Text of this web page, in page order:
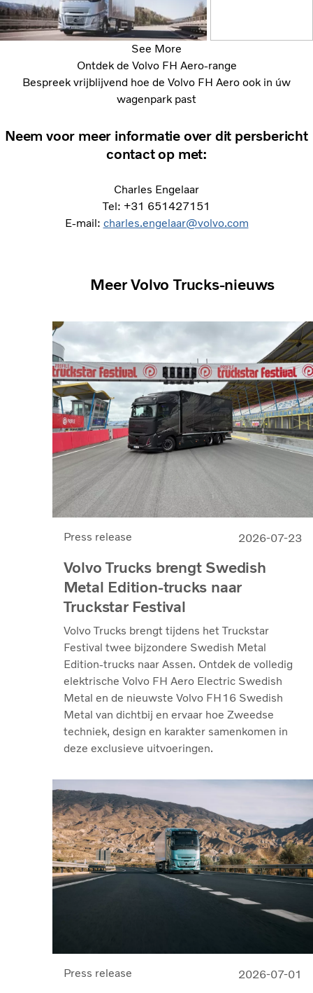
See More
Ontdek de Volvo FH Aero-range
Bespreek vrijblijvend hoe de Volvo FH Aero ook in úw
wagenpark past
Neem voor meer informatie over dit persbericht
contact op met:
Charles Engelaar
Tel: +31 651427151
E-mail: charles.engelaar@volvo.com
Meer Volvo Trucks-nieuws
Press release 2026-07-23
Volvo Trucks brengt Swedish
Metal Edition-trucks naar
Truckstar Festival
Volvo Trucks brengt tijdens het Truckstar
Festival twee bijzondere Swedish Metal
Edition-trucks naar Assen. Ontdek de volledig
elektrische Volvo FH Aero Electric Swedish
Metal en de nieuwste Volvo FH16 Swedish
Metal van dichtbij en ervaar hoe Zweedse
techniek, design en karakter samenkomen in
deze exclusieve uitvoeringen.
Press release 2026-07-01